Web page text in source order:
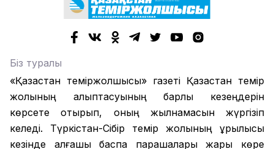
Біз туралы
«Қазақстан теміржолшысы» газеті Қазақстан темір
жолының қалыптасуының барлық кезеңдерін
көрсете отырып, оның жылнамасын жүргізіп
келеді. Түркістан-Сібір темір жолының құрылысы
кезінде алғашқы баспа парақшалары жарық көре